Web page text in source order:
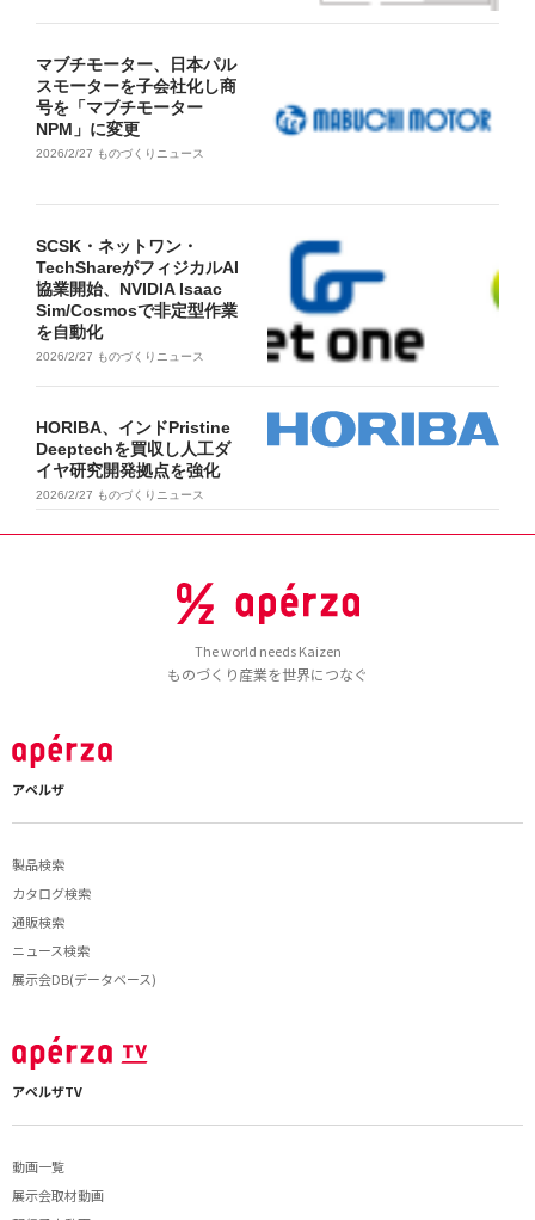
マブチモーター、日本パル
スモーターを子会社化し商
号を「マブチモーター
NPM」に変更
2026/2/27 ものづくりニュース
SCSK・ネットワン・
TechShareがフィジカルAI
協業開始、NVIDIA Isaac
Sim/Cosmosで非定型作業
を自動化
2026/2/27 ものづくりニュース
HORIBA、インドPristine
Deeptechを買収し人工ダ
イヤ研究開発拠点を強化
2026/2/27 ものづくりニュース
The world needs Kaizen
ものづくり産業を世界につなぐ
アペルザ
製品検索
カタログ検索
通販検索
ニュース検索
展示会DB(データベース)
アペルザTV
動画一覧
展示会取材動画